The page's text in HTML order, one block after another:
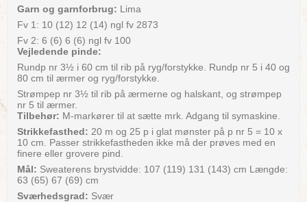
Garn og garnforbrug: Lima
Fv 1: 10 (12) 12 (14) ngl fv 2873
Fv 2: 6 (6) 6 (6) ngl fv 100
Vejledende pinde:
Rundp nr 3½ i 60 cm til rib på ryg/forstykke. Rundp nr 5 i 40 og
80 cm til ærmer og ryg/forstykke.
Strømpep nr 3½ til rib på ærmerne og halskant, og strømpep
nr 5 til ærmer.
Tilbehør: M-markører til at sætte mrk. Adgang til symaskine.
Strikkefasthed: 20 m og 25 p i glat mønster på p nr 5 = 10 x
10 cm. Passer strikkefastheden ikke må der prøves med en
finere eller grovere pind.
Mål: Sweaterens brystvidde: 107 (119) 131 (143) cm Længde:
63 (65) 67 (69) cm
Sværhedsgrad: Svær